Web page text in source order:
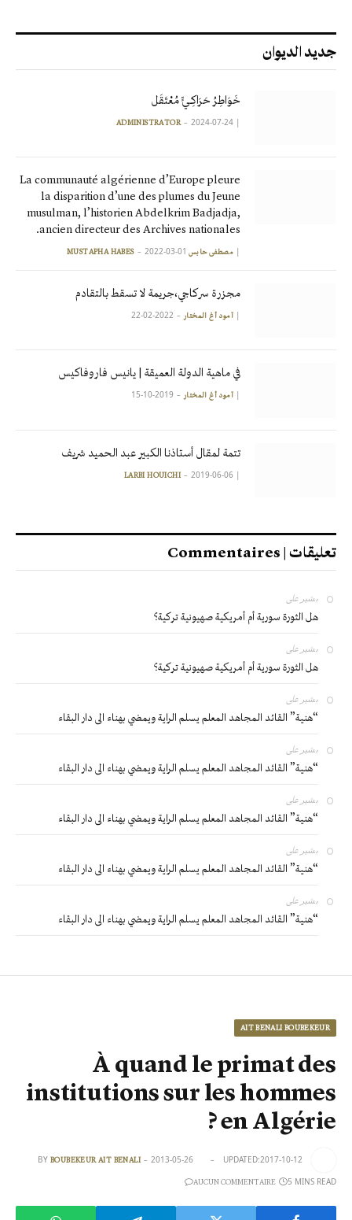
جديد الديوان
خَوَاطِرُ حَرَاكِـيٍّ مُعْتَقَل
|
ADMINISTRATOR 2024-07-24
La communauté algérienne d’Europe pleure
la disparition d’une des plumes du Jeune
musulman, l’historien Abdelkrim Badjadja,
ancien directeur des Archives nationales.
| مصطفى حابس MUSTAPHA HABES 2022-03-01
مجزرة سركاجي،جريمة لا تسقط بالتقادم
| آمود أغ المختار 2022-02-22
في ماهية الدولة العميقة | يانيس فاروفاكيس
| آمود أغ المختار 2019-10-15
تتمة لمقال أستاذنا الكبير عبد الحميد شريف
|
LARBI HOUICHI 2019-06-06
تعليقات | Commentaires
بشير على
هل الثورة سورية أم أمريكية صهيونية تركية؟
بشير على
هل الثورة سورية أم أمريكية صهيونية تركية؟
بشير على
“هنية” القائد المجاهد المعلم يسلم الراية ويمضي بهناء الى دار البقاء
بشير على
“هنية” القائد المجاهد المعلم يسلم الراية ويمضي بهناء الى دار البقاء
بشير على
“هنية” القائد المجاهد المعلم يسلم الراية ويمضي بهناء الى دار البقاء
بشير على
“هنية” القائد المجاهد المعلم يسلم الراية ويمضي بهناء الى دار البقاء
بشير على
“هنية” القائد المجاهد المعلم يسلم الراية ويمضي بهناء الى دار البقاء
AIT BENALI BOUBEKEUR
À quand le primat des
institutions sur les hommes
en Algérie ?
BY BOUBEKEUR AIT BENALI 2013-05-26 UPDATED:2017-10-12
AUCUN COMMENTAIRE 5 MINS READ